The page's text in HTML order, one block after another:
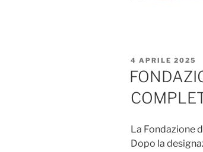
PUBBLICATO
IL
4 APRILE 2025
La Fondazione
Dopo la